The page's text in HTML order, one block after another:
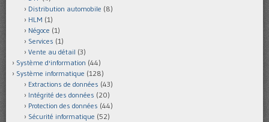
Distribution automobile (8)
HLM (1)
Négoce (1)
Services (1)
Vente au détail (3)
Système d'information (44)
Système informatique (128)
Extractions de données (43)
Intégrité des données (20)
Protection des données (44)
Sécurité informatique (52)